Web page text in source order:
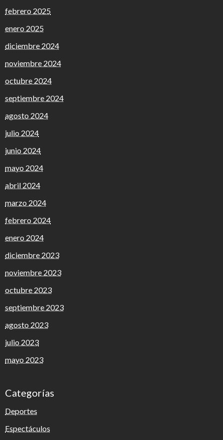
febrero 2025
enero 2025
diciembre 2024
noviembre 2024
octubre 2024
septiembre 2024
agosto 2024
julio 2024
junio 2024
mayo 2024
abril 2024
marzo 2024
febrero 2024
enero 2024
diciembre 2023
noviembre 2023
octubre 2023
septiembre 2023
agosto 2023
julio 2023
mayo 2023
Categorías
Deportes
Espectáculos